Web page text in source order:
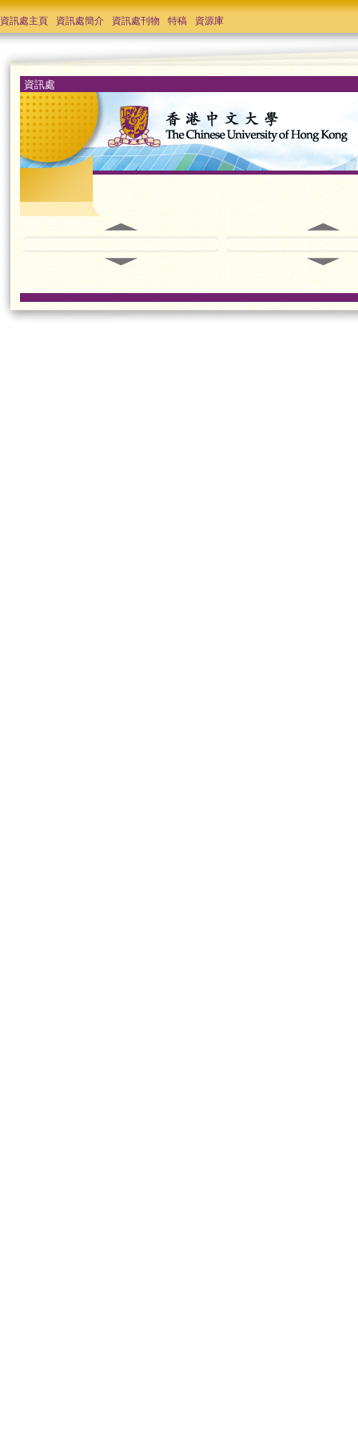
資訊處主頁 資訊處簡介 資訊處刊物 特稿 資源庫
資訊處